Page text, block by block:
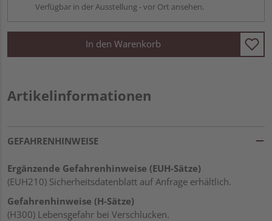
Verfügbar in der Ausstellung - vor Ort ansehen.
In den Warenkorb
Artikelinformationen
GEFAHRENHINWEISE
Ergänzende Gefahrenhinweise (EUH-Sätze)
(EUH210) Sicherheitsdatenblatt auf Anfrage erhältlich.
Gefahrenhinweise (H-Sätze)
(H300) Lebensgefahr bei Verschlucken.